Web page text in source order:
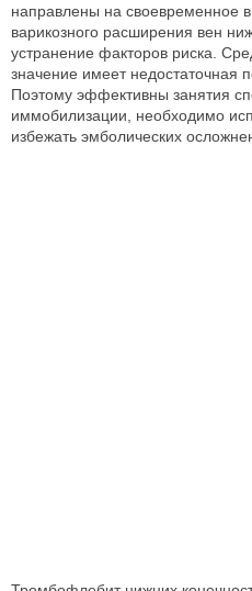
направлены на своевременное
варикозного расширения вен
устранение факторов риска.
значение имеет недостаточная
Поэтому эффективны занятия
иммобилизации, необходимо
избежать эмболических